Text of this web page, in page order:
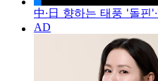
中·日 향하는 태풍 '돌핀